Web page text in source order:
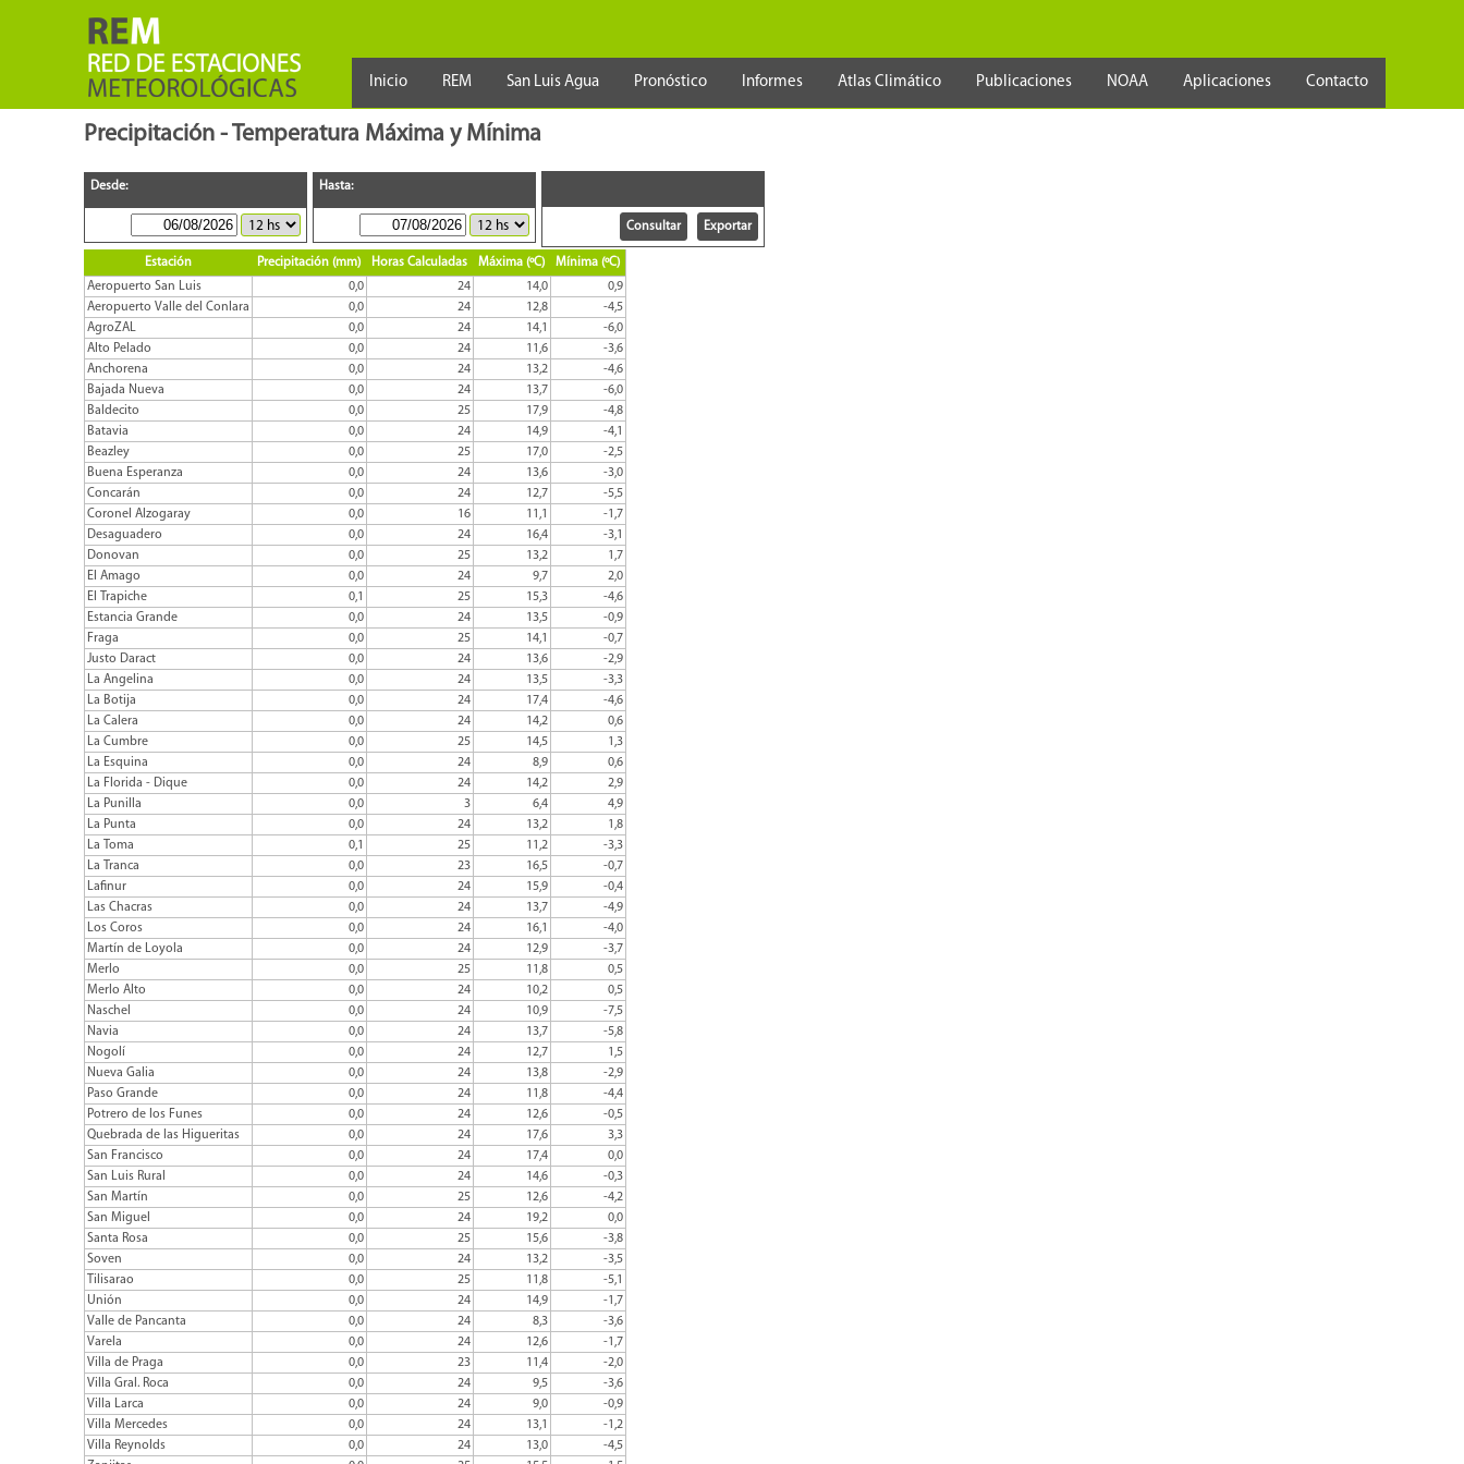
Inicio REM San Luis Agua Pronóstico Informes Atlas Climático Publicaciones NOAA Aplicaciones Contacto
Precipitación - Temperatura Máxima y Mínima
Desde: Hasta:
Estación Precipitación (mm) Horas Calculadas Máxima (ºC)
Mínima (ºC)
Aeropuerto San Luis
0,0 24 14,0
0,9
Aeropuerto Valle del Conlara
0,0 24 12,8
-4,5
AgroZAL
0,0 24 14,1
-6,0
Alto Pelado
0,0 24 11,6
-3,6
Anchorena
0,0 24 13,2
-4,6
Bajada Nueva
0,0 24 13,7
-6,0
Baldecito
0,0 25 17,9
-4,8
Batavia
0,0 24 14,9
-4,1
Beazley
0,0 25 17,0
-2,5
Buena Esperanza
0,0 24 13,6
-3,0
Concarán
0,0 24 12,7
-5,5
Coronel Alzogaray
0,0 16 11,1
-1,7
Desaguadero
0,0 24 16,4
-3,1
Donovan
0,0 25 13,2
1,7
El Amago
0,0 24 9,7
2,0
El Trapiche
0,1 25 15,3
-4,6
Estancia Grande
0,0 24 13,5
-0,9
Fraga
0,0 25 14,1
-0,7
Justo Daract
0,0 24 13,6
-2,9
La Angelina
0,0 24 13,5
-3,3
La Botija
0,0 24 17,4
-4,6
La Calera
0,0 24 14,2
0,6
La Cumbre
0,0 25 14,5
1,3
La Esquina
0,0 24 8,9
0,6
La Florida - Dique
0,0 24 14,2
2,9
La Punilla
0,0 3 6,4
4,9
La Punta
0,0 24 13,2
1,8
La Toma
0,1 25 11,2
-3,3
La Tranca
0,0 23 16,5
-0,7
Lafinur
0,0 24 15,9
-0,4
Las Chacras
0,0 24 13,7
-4,9
Los Coros
0,0 24 16,1
-4,0
Martín de Loyola
0,0 24 12,9
-3,7
Merlo
0,0 25 11,8
0,5
Merlo Alto
0,0 24 10,2
0,5
Naschel
0,0 24 10,9
-7,5
Navia
0,0 24 13,7
-5,8
Nogolí
0,0 24 12,7
1,5
Nueva Galia
0,0 24 13,8
-2,9
Paso Grande
0,0 24 11,8
-4,4
Potrero de los Funes
0,0 24 12,6
-0,5
Quebrada de las Higueritas
0,0 24 17,6
3,3
San Francisco
0,0 24 17,4
0,0
San Luis Rural
0,0 24 14,6
-0,3
San Martín
0,0 25 12,6
-4,2
San Miguel
0,0 24 19,2
0,0
Santa Rosa
0,0 25 15,6
-3,8
Soven
0,0 24 13,2
-3,5
Tilisarao
0,0 25 11,8
-5,1
Unión
0,0 24 14,9
-1,7
Valle de Pancanta
0,0 24 8,3
-3,6
Varela
0,0 24 12,6
-1,7
Villa de Praga
0,0 23 11,4
-2,0
Villa Gral. Roca
0,0 24 9,5
-3,6
Villa Larca
0,0 24 9,0
-0,9
Villa Mercedes
0,0 24 13,1
-1,2
Villa Reynolds
0,0 24 13,0
-4,5